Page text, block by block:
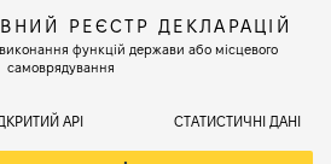
РЕЄСТР ДЕКЛАРАЦІЙ
функцій держави або місцевого
самоврядування
АРІ СТАТИСТИЧНІ ДАНІ